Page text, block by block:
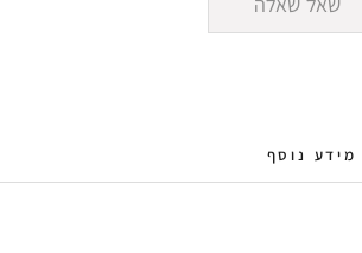
מידע נוסף